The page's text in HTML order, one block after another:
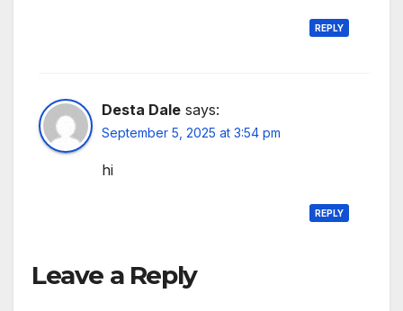
REPLY
Desta Dale says:
September 5, 2025 at 3:54 pm
hi
REPLY
Leave a Reply